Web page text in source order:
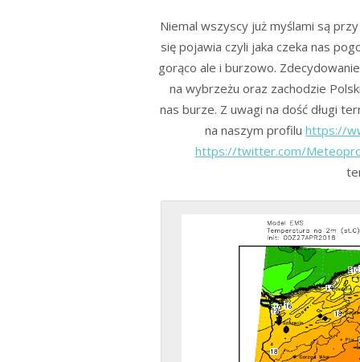
Niemal wszyscy już myślami są
się pojawia czyli jaka czeka nas
gorąco ale i burzowo.
na wybrzeżu oraz zachodzie
nas burze. Z uwagi na dość długi
na naszym profiluhttps://
https://twitter.com/